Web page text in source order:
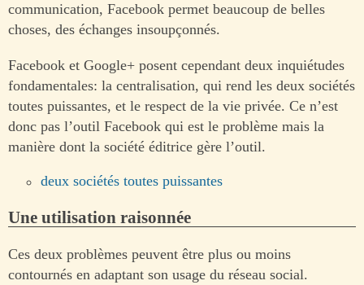
communication, Facebook permet beaucoup de belles
choses, des échanges insoupçonnés.
Facebook et Google+ posent cependant deux inquiétudes
fondamentales: la centralisation, qui rend les deux sociétés
toutes puissantes, et le respect de la vie privée. Ce n’est
donc pas l’outil Facebook qui est le problème mais la
manière dont la société éditrice gère l’outil.
deux sociétés toutes puissantes
Une utilisation raisonnée
Ces deux problèmes peuvent être plus ou moins
contournés en adaptant son usage du réseau social.